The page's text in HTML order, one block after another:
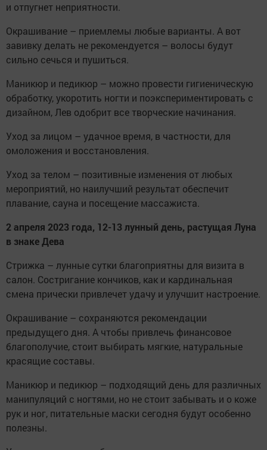
и отпугнет неприятности.
Окрашивание – приемлемы любые варианты. А вот
завивку делать не рекомендуется – волосы будут
сильно сечься и пушиться.
Маникюр и педикюр – можно провести гигиеническую
обработку, укоротить ногти и поэкспериментировать с
дизайном, Лев одобрит все творческие начинания.
Уход за лицом – удачное время, в частности, для
омоложения и восстановления.
Уход за телом – позитивные изменения от любых
мероприятий, но наилучший результат обеспечит
плавание, сауна и посещение массажиста.
2 апреля 2023 года, 12-13 лунный день, растущая Луна
в знаке Дева
Стрижка – лунные сутки благоприятны для визита в
салон. Состригание кончиков, как и кардинальная
смена прически привлечет удачу и улучшит настроение.
Окрашивание – сохраняются рекомендации
предыдущего дня. А чтобы привлечь финансовое
благополучие, стоит выбирать мягкие, натуральные
красящие составы.
Маникюр и педикюр – подходящий день для различных
манипуляций с ногтями, но не стоит забывать и о коже
рук и ног, питательные маски сегодня будут особенно
полезны.